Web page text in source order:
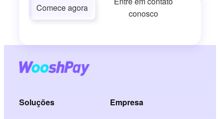
Comece agora
conosco
Soluções Empresa